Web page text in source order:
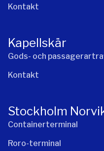
Kontakt
Kapellskär
Gods- och
Kontakt
Stockholm
Containerterminal
Roro-terminal